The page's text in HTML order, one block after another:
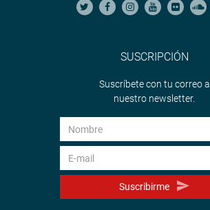
SUSCRIPCIÓN
Suscríbete con tu correo a
nuestro newsletter.
Suscribirme